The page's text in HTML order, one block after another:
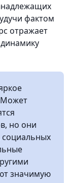
фактом
отражает
Может
но они
социальных
значимую